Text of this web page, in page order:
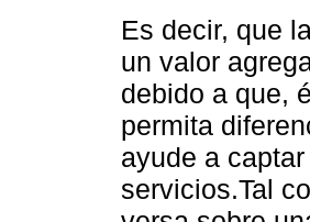
Es decir, que
un valor
debido a que,
permita
ayude a
servicios.Tal